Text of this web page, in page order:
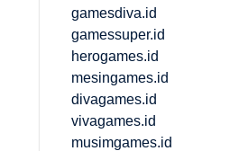
gamesdiva.id
gamessuper.id
herogames.id
mesingames.id
divagames.id
vivagames.id
musimgames.id